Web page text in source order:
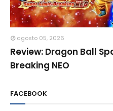
agosto 05, 2026
Review: Dragon Ball
Breaking NEO
FACEBOOK